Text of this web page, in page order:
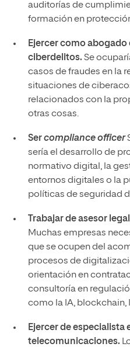
auditorías de
formación en
Ejercer como abogado
ciberdelitos. Se
casos de fraudes en la
situaciones de
relacionados con la
otras cosas.
Sercompliance officer
sería el desarrollo de
normativo digital, la
entornos digitales o la
políticas de seguridad
Trabajar de asesor
Muchas empresas
que se ocupen del
procesos de
orientación en
consultoría en
como la IA, blockchain,
Ejercer de especialista
telecomunicaciones.